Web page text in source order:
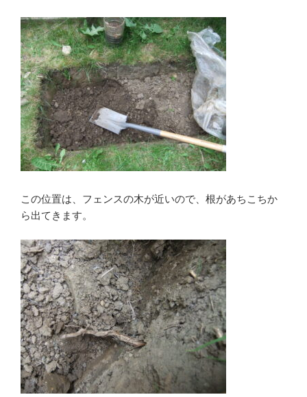
この位置は、フェンスの木が近いので、根があちこちか
ら出てきます。